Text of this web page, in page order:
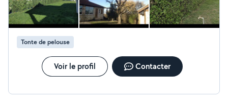
Tonte de pelouse
Voir le profil Contacter